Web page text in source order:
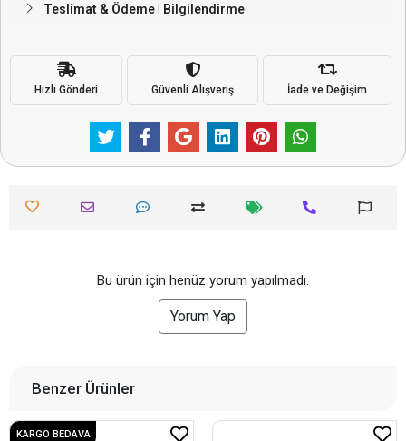
Teslimat & Ödeme | Bilgilendirme
Hızlı Gönderi Güvenli Alışveriş İade ve Değişim
Bu ürün için henüz yorum yapılmadı.
Yorum Yap
Benzer Ürünler
KARGO BEDAVA